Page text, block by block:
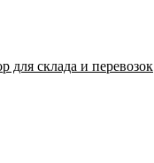
для склада и перевозок